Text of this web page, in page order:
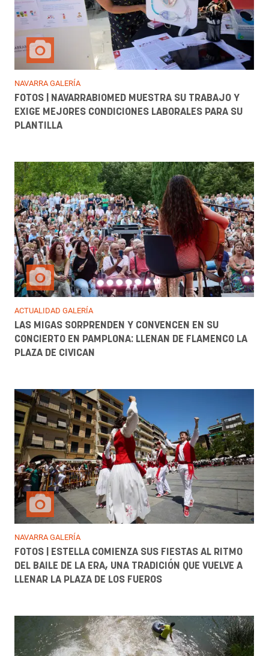
NAVARRA GALERÍA
FOTOS | NAVARRABIOMED MUESTRA SU TRABAJO Y
EXIGE MEJORES CONDICIONES LABORALES PARA SU
PLANTILLA
ACTUALIDAD GALERÍA
LAS MIGAS SORPRENDEN Y CONVENCEN EN SU
CONCIERTO EN PAMPLONA: LLENAN DE FLAMENCO LA
PLAZA DE CIVICAN
NAVARRA GALERÍA
FOTOS | ESTELLA COMIENZA SUS FIESTAS AL RITMO
DEL BAILE DE LA ERA, UNA TRADICIÓN QUE VUELVE A
LLENAR LA PLAZA DE LOS FUEROS